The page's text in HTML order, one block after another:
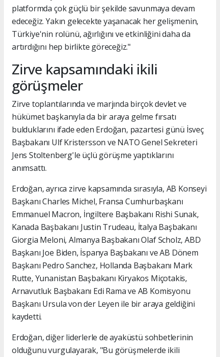
platformda çok güçlü bir şekilde savunmaya devam
edeceğiz. Yakın gelecekte yaşanacak her gelişmenin,
Türkiye'nin rolünü, ağırlığını ve etkinliğini daha da
artırdığını hep birlikte göreceğiz."
Zirve kapsamındaki ikili
görüşmeler
Zirve toplantılarında ve marjında birçok devlet ve
hükümet başkanıyla da bir araya gelme fırsatı
bulduklarını ifade eden Erdoğan, pazartesi günü İsveç
Başbakanı Ulf Kristersson ve NATO Genel Sekreteri
Jens Stoltenberg'le üçlü görüşme yaptıklarını
anımsattı.
Erdoğan, ayrıca zirve kapsamında sırasıyla, AB Konseyi
Başkanı Charles Michel, Fransa Cumhurbaşkanı
Emmanuel Macron, İngiltere Başbakanı Rishi Sunak,
Kanada Başbakanı Justin Trudeau, İtalya Başbakanı
Giorgia Meloni, Almanya Başbakanı Olaf Scholz, ABD
Başkanı Joe Biden, İspanya Başbakanı ve AB Dönem
Başkanı Pedro Sanchez, Hollanda Başbakanı Mark
Rutte, Yunanistan Başbakanı Kiryakos Miçotakis,
Arnavutluk Başbakanı Edi Rama ve AB Komisyonu
Başkanı Ursula von der Leyen ile bir araya geldiğini
kaydetti.
Erdoğan, diğer liderlerle de ayaküstü sohbetlerinin
olduğunu vurgulayarak, "Bu görüşmelerde ikili